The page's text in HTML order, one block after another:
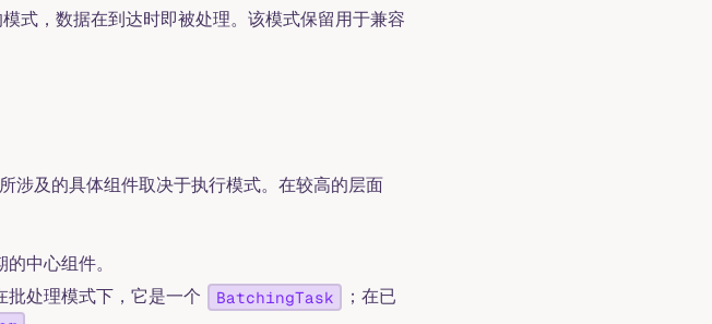
式，数据在到达时即被处理。该模式保留用于兼容
涉及的具体组件取决于执行模式。在较高的层面
中心组件。
处理模式下，它是一个 BatchingTask
；在已